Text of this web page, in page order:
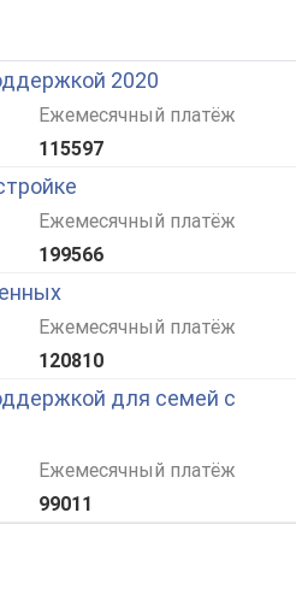
2020
Ежемесячный платёж
115597
Ежемесячный платёж
199566
Ежемесячный платёж
120810
для семей с
Ежемесячный платёж
99011